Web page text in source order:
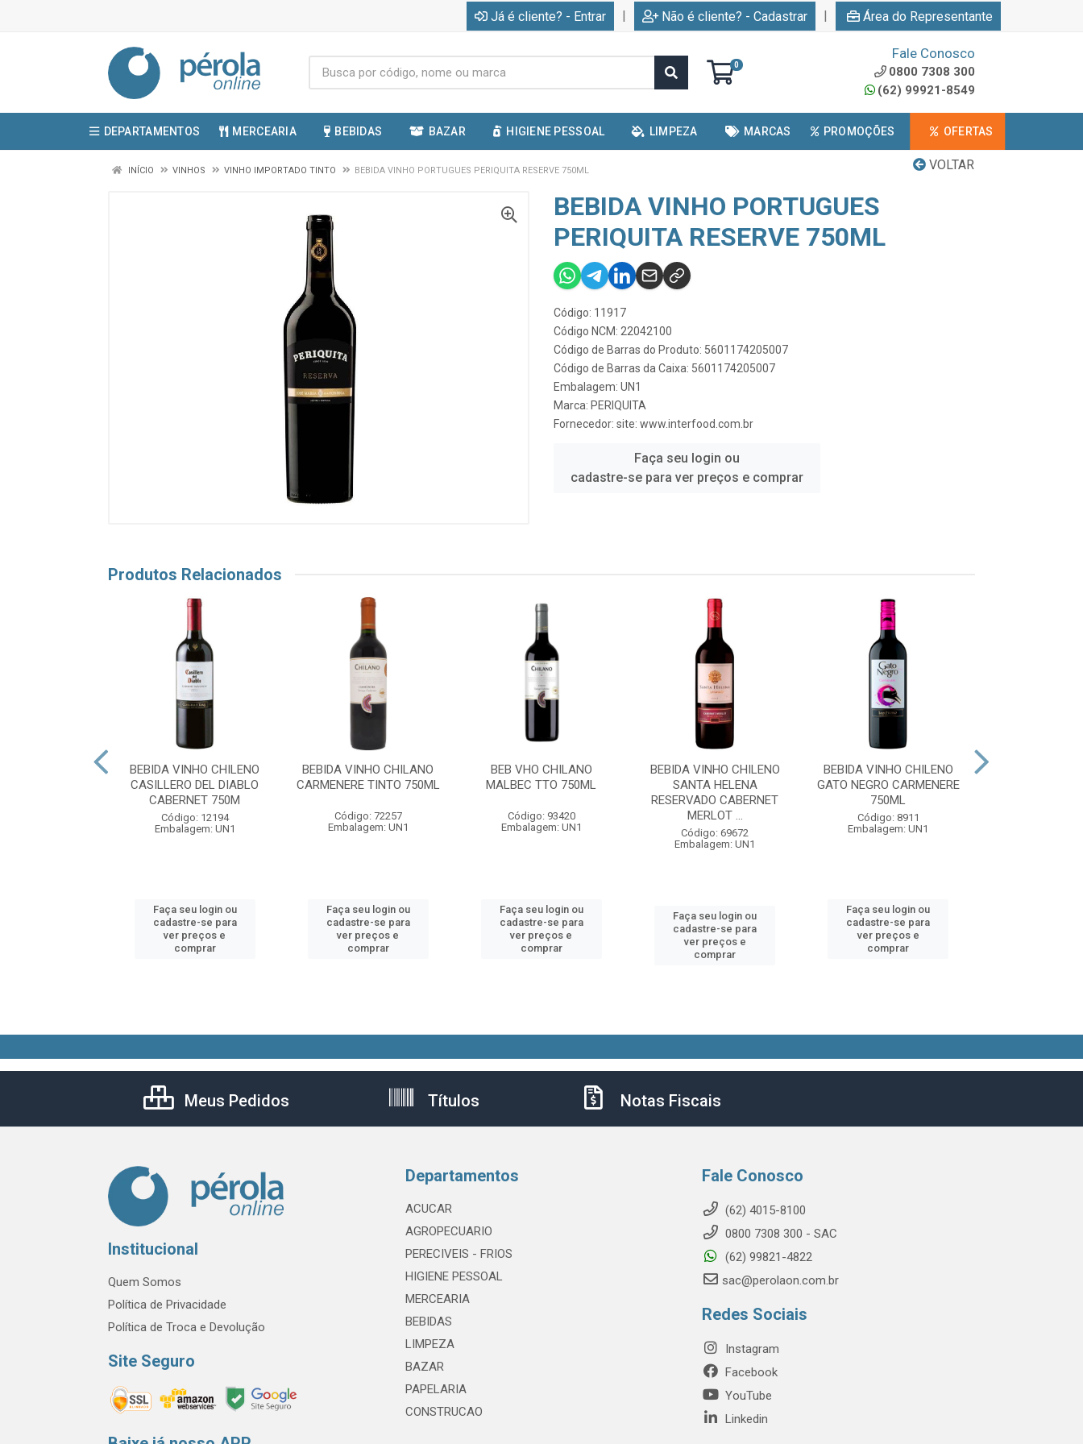
Já é cliente? - Entrar | Não é cliente? - Cadastrar | Área do Representante
0
Fale Conosco
0800 7308 300
(62) 99921-8549
DEPARTAMENTOS MERCEARIA BEBIDAS BAZAR HIGIENE PESSOAL LIMPEZA MARCAS PROMOÇÕES OFERTAS
VOLTAR
INÍCIO VINHOS VINHO IMPORTADO TINTO BEBIDA VINHO PORTUGUES PERIQUITA RESERVE 750ML
BEBIDA VINHO PORTUGUES
PERIQUITA RESERVE 750ML
Código: 11917
Código NCM: 22042100
Código de Barras do Produto: 5601174205007
Código de Barras da Caixa: 5601174205007
Embalagem: UN1
Marca: PERIQUITA
Fornecedor: site: www.interfood.com.br
Faça seu login ou
cadastre-se para ver preços e comprar
Produtos Relacionados
BEBIDA VINHO CHILENO
CASILLERO DEL DIABLO
CABERNET 750M
Código: 12194
Embalagem: UN1
Faça seu login ou
cadastre-se para
ver preços e
comprar
BEBIDA VINHO CHILANO
CARMENERE TINTO 750ML
Código: 72257
Embalagem: UN1
Faça seu login ou
cadastre-se para
ver preços e
comprar
BEB VHO CHILANO
MALBEC TTO 750ML
Código: 93420
Embalagem: UN1
Faça seu login ou
cadastre-se para
ver preços e
comprar
BEBIDA VINHO CHILENO
SANTA HELENA
RESERVADO CABERNET
MERLOT ...
Código: 69672
Embalagem: UN1
Faça seu login ou
cadastre-se para
ver preços e
comprar
BEBIDA VINHO CHILENO
GATO NEGRO CARMENERE
750ML
Código: 8911
Embalagem: UN1
Faça seu login ou
cadastre-se para
ver preços e
comprar
Meus Pedidos Títulos Notas Fiscais
Institucional
Quem Somos
Política de Privacidade
Política de Troca e Devolução
Site Seguro
Departamentos
ACUCAR
AGROPECUARIO
PERECIVEIS - FRIOS
HIGIENE PESSOAL
MERCEARIA
BEBIDAS
LIMPEZA
BAZAR
PAPELARIA
CONSTRUCAO
Fale Conosco
(62) 4015-8100
0800 7308 300 - SAC
(62) 99821-4822
sac@perolaon.com.br
Redes Sociais
Instagram
Facebook
YouTube
Linkedin